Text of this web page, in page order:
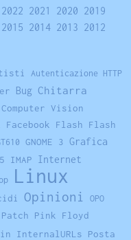
2022 2021 2020 2019
2015 2014 2013 2012
Autenticazione HTTP
Bug Chitarra
Computer Vision
Facebook Flash
Flash
GNOME 3 Grafica
IMAP
Internet
Linux
Opinioni OPO
Patch Pink Floyd
InternalURLs Posta